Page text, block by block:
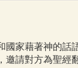
家藉著神的
請對方為聖